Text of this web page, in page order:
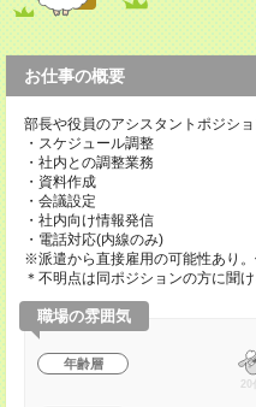
お仕事の概要
部長や役員のアシスタントポジシ
・スケジュール調整
・社内との調整業務
・資料作成
・会議設定
・社内向け情報発信
・電話対応(内線のみ)
※派遣から直接雇用の可能性あり
＊不明点は同ポジションの方に聞
職場の雰囲気
年齢層
20